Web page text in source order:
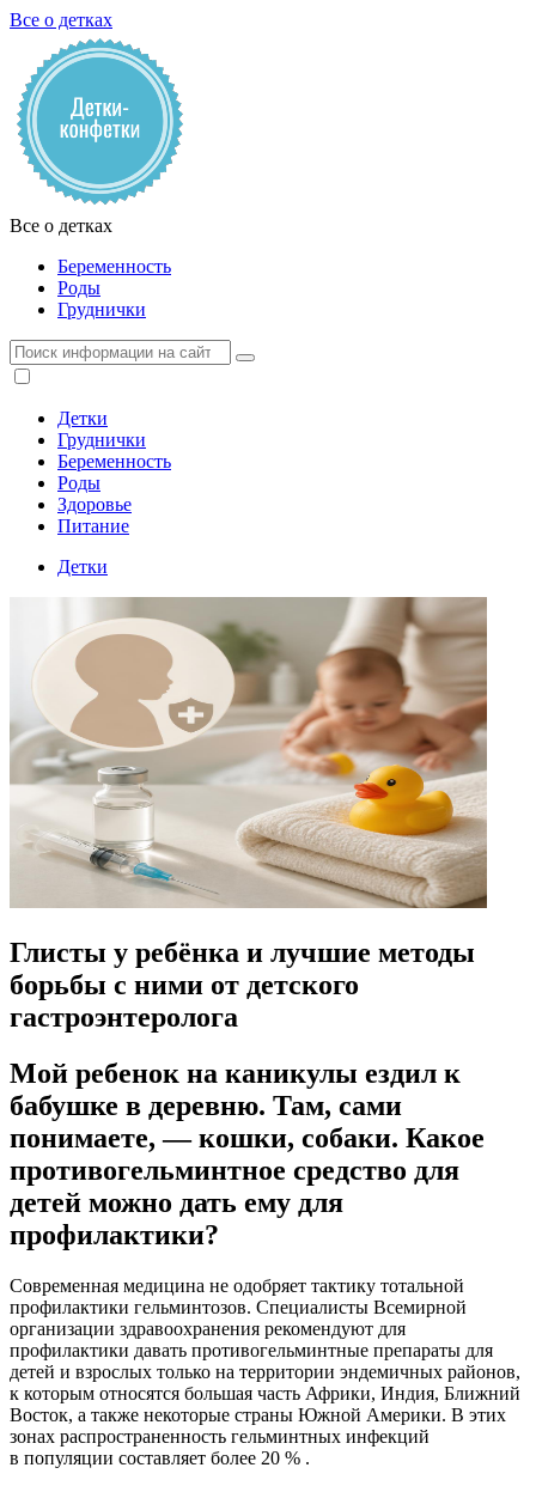
Все о детках
Все о детках
Беременность
Роды
Груднички
Детки
Груднички
Беременность
Роды
Здоровье
Питание
Детки
Глисты у ребёнка и лучшие методы
борьбы с ними от детского
гастроэнтеролога
Мой ребенок на каникулы ездил к
бабушке в деревню. Там, сами
понимаете, — кошки, собаки. Какое
противогельминтное средство для
детей можно дать ему для
профилактики?
Современная медицина не одобряет тактику тотальной
профилактики гельминтозов. Специалисты Всемирной
организации здравоохранения рекомендуют для
профилактики давать противогельминтные препараты для
детей и взрослых только на территории эндемичных районов,
к которым относятся большая часть Африки, Индия, Ближний
Восток, а также некоторые страны Южной Америки. В этих
зонах распространенность гельминтных инфекций
в популяции составляет более 20 % .